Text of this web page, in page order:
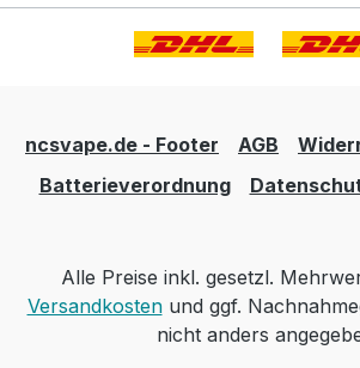
ncsvape.de - Footer AGB
Batterieverordnung
Alle Preise inkl. gesetzl.
Versandkostenund ggf.
nicht anders